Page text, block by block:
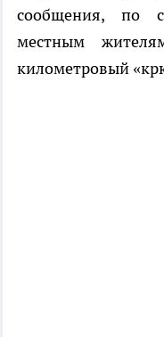
сообщения, по
местным
километровый